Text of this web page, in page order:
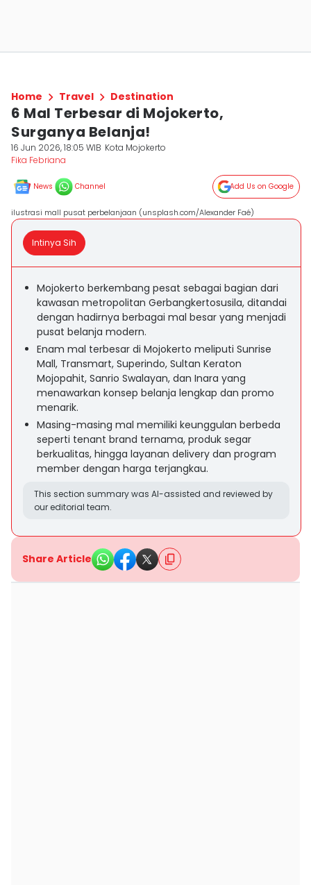
Home Travel Destination
6 Mal Terbesar di Mojokerto,
Surganya Belanja!
16 Jun 2026, 18:05 WIB Kota Mojokerto
Fika Febriana
News Channel Add Us on Google
ilustrasi mall pusat perbelanjaan (unsplash.com/Alexander Faé)
Intinya Sih
Mojokerto berkembang pesat sebagai bagian dari
kawasan metropolitan Gerbangkertosusila, ditandai
dengan hadirnya berbagai mal besar yang menjadi
pusat belanja modern.
Enam mal terbesar di Mojokerto meliputi Sunrise
Mall, Transmart, Superindo, Sultan Keraton
Mojopahit, Sanrio Swalayan, dan Inara yang
menawarkan konsep belanja lengkap dan promo
menarik.
Masing-masing mal memiliki keunggulan berbeda
seperti tenant brand ternama, produk segar
berkualitas, hingga layanan delivery dan program
member dengan harga terjangkau.
This section summary was AI-assisted and reviewed by
our editorial team.
Share Article